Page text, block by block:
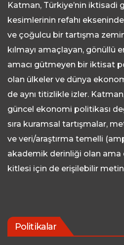
Katman, Türkiye’nin iktisadi
kesimlerinin refahı
ve çoğulcu bir tartışma
kılmayı amaçlayan, gönüllü
amacı gütmeyen bir iktisat
olan ülkeler ve dünya
de aynı titizlikle izler.
güncel ekonomi politikası
sıra kuramsal tartışmalar,
ve veri/araştırma temelli
akademik derinliği olan ama
kitlesi için de erişilebilir
Politikalar